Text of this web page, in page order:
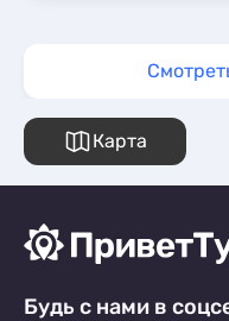
Карта
Будь с нами в